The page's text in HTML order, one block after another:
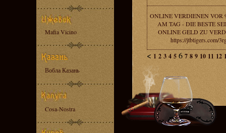
Mafia Vicino
Вобла Казань
Cosa-Nostra
ONLINE VERDIENEN VOR
AM TAG - DIE BESTE
ONLINE GELD ZU
https://jtbtigers.com/
< 1 2 3 4 5 6 7 8 9 10 11 12